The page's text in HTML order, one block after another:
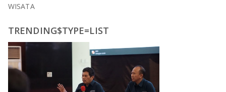
WISATA
TRENDING$TYPE=LIST